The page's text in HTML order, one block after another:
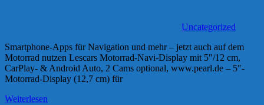
Uncategorized
Smartphone-Apps für Navigation und mehr – jetzt auch auf dem
Motorrad nutzen Lescars Motorrad-Navi-Display mit 5″/12 cm,
CarPlay- & Android Auto, 2 Cams optional, www.pearl.de – 5″-
Motorrad-Display (12,7 cm) für
Weiterlesen